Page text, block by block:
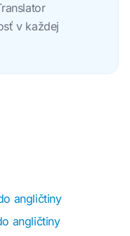
v každej
angličtiny
angličtiny